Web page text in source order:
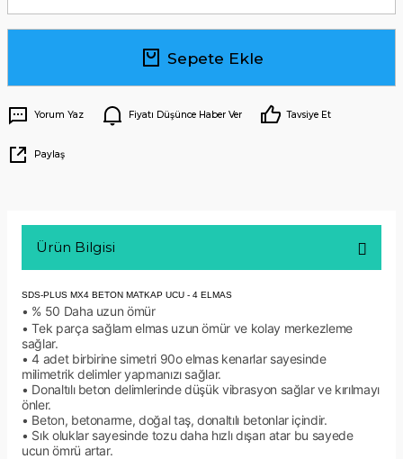
Sepete Ekle
Yorum Yaz Fiyatı Düşünce Haber Ver Tavsiye Et
Paylaş
Ürün Bilgisi
SDS-PLUS MX4 BETON MATKAP UCU - 4 ELMAS
• % 50 Daha uzun ömür
• Tek parça sağlam elmas uzun ömür ve kolay merkezleme
sağlar.
• 4 adet birbirine simetri 90o elmas kenarlar sayesinde
milimetrik delimler yapmanızı sağlar.
• Donaltılı beton delimlerinde düşük vibrasyon sağlar ve kırılmayı
önler.
• Beton, betonarme, doğal taş, donaltılı betonlar içindir.
• Sık oluklar sayesinde tozu daha hızlı dışarı atar bu sayede
ucun ömrü artar.